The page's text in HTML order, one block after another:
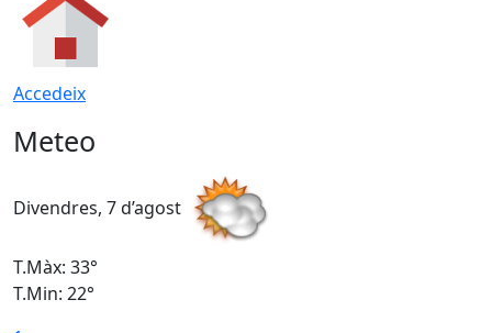
Accedeix
Meteo
Divendres, 7 d’agost
T.Màx: 33°
T.Min: 22°